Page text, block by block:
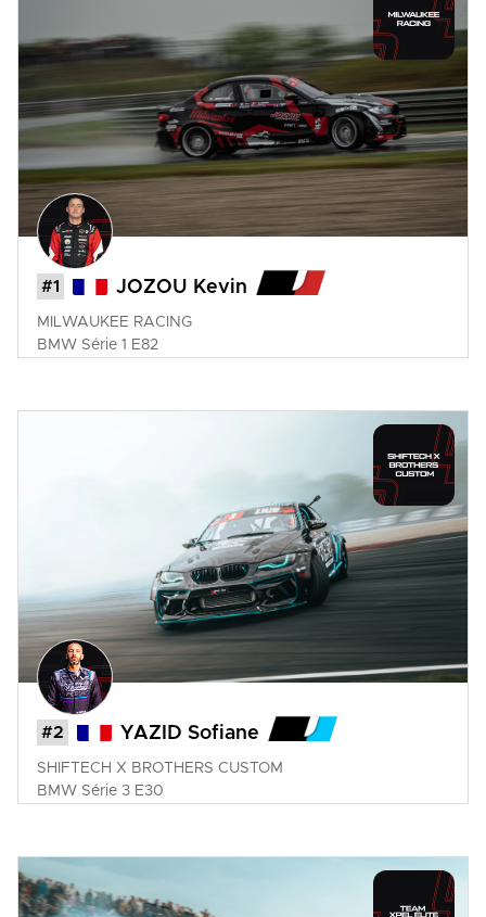
#1 JOZOU Kevin
MILWAUKEE RACING
BMW Série 1 E82
#2 YAZID Sofiane
SHIFTECH X BROTHERS CUSTOM
BMW Série 3 E30